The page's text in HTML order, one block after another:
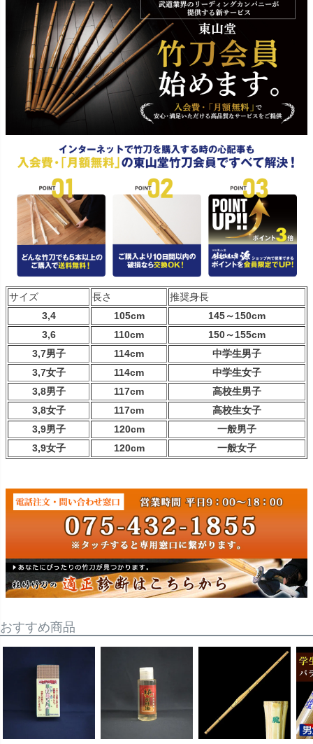
サイズ 長さ
推奨身長
3,4
105cm
145～150cm
3,6
110cm
150～155cm
3,7男子
114cm
中学生男子
3,7女子
114cm
中学生女子
3,8男子
117cm
高校生男子
3,8女子
117cm
高校生女子
3,9男子
120cm
一般男子
3,9女子
120cm 一般女子
おすすめ商品